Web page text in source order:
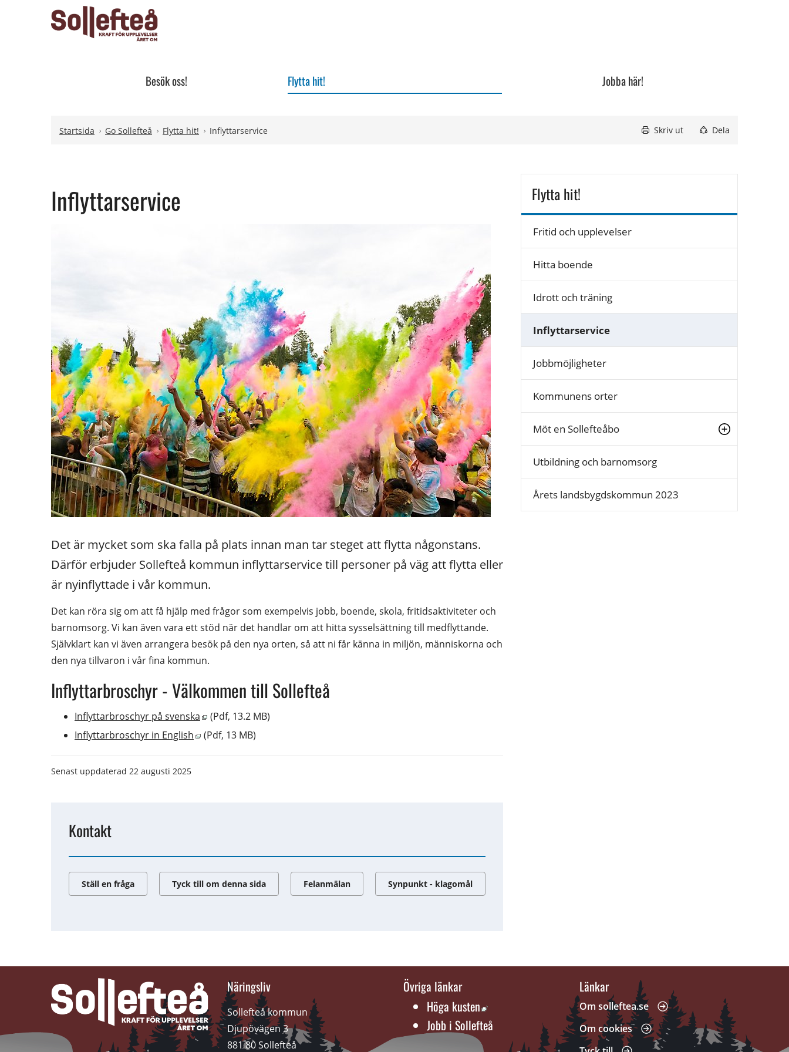
Besök oss! Flytta hit! Jobba här!
Startsida Go Sollefteå Flytta hit! Inflyttarservice Skriv ut Dela
Inflyttarservice
Det är mycket som ska falla på plats innan man tar steget att flytta någonstans.
Därför erbjuder Sollefteå kommun inflyttarservice till personer på väg att flytta eller
är nyinflyttade i vår kommun.
Det kan röra sig om att få hjälp med frågor som exempelvis jobb, boende, skola, fritidsaktiviteter och
barnomsorg. Vi kan även vara ett stöd när det handlar om att hitta sysselsättning till medflyttande.
Självklart kan vi även arrangera besök på den nya orten, så att ni får känna in miljön, människorna och
den nya tillvaron i vår fina kommun.
Inflyttarbroschyr - Välkommen till Sollefteå
Inflyttarbroschyr på svenska Pdf, 13.2 MB, öppnas i nytt fönster.
(Pdf, 13.2 MB)
Inflyttarbroschyr in English
Pdf, 13 MB, öppnas i nytt fönster.
(Pdf, 13 MB)
Senast uppdaterad 22 augusti 2025
Kontakt
Ställ en fråga Tyck till om denna sida Felanmälan Synpunkt - klagomål
Flytta hit!
Fritid och upplevelser
Hitta boende
Idrott och träning
Inflyttarservice
Jobbmöjligheter
Kommunens orter
Möt en Sollefteåbo
Utbildning och barnomsorg
Årets landsbygdskommun 2023
Näringsliv
Sollefteå kommun
Djupövägen 3
881 80 Sollefteå
Övriga länkar
Höga kusten Länk till annan webbplats, öppnas i nytt fönster.
Jobb i Sollefteå
Länkar
Om solleftea.se
Om cookies